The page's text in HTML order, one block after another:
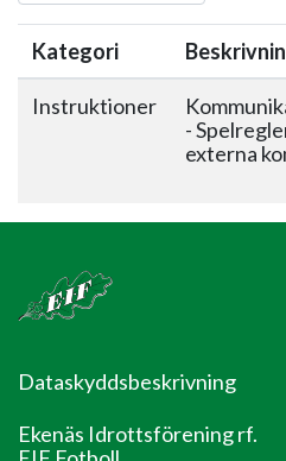
Kategori
Instruktioner
-
externa
Dataskyddsbeskrivning
Ekenäs Idrottsförening rf.